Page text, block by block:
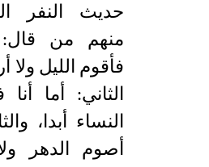
حديث النفر
منهم من قال:
فأقوم الليل ولا
الثاني: أما أنا
النساء أبدا،
أصوم الدهر